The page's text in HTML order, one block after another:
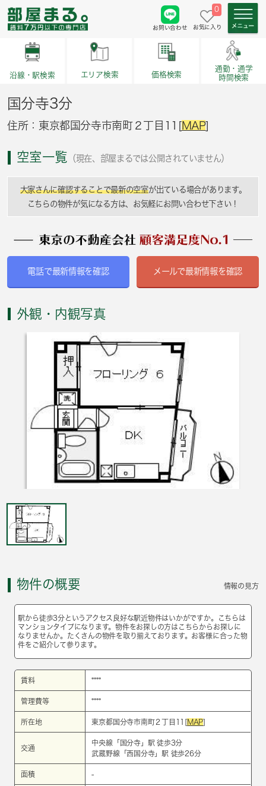
お問い合わせ
0
お気に入り
沿線・駅検索 エリア検索 価格検索
通勤・通学
時間検索
国分寺3分
住所：東京都国分寺市南町２丁目11[MAP]
空室一覧 （現在、部屋まるでは公開されていません）
大家さんに確認することで最新の空室が出ている場合があります。
こちらの物件が気になる方は、お気軽にお問い合わせ下さい！
電話で最新情報を確認 メールで最新情報を確認
外観・内観写真
物件の概要 情報の見方
駅から徒歩3分というアクセス良好な駅近物件はいかがですか。こちらは
マンションタイプになります。物件をお探しの方はこちらからお探しに
なりませんか。たくさんの物件を取り揃えております。お客様に合った物
件をご紹介して参ります。
賃料 ****
管理費等 ****
所在地 東京都国分寺市南町２丁目11[MAP]
交通
中央線 「 国分寺」駅 徒歩3分
武蔵野線 「西国分寺」駅 徒歩26分
面積 -